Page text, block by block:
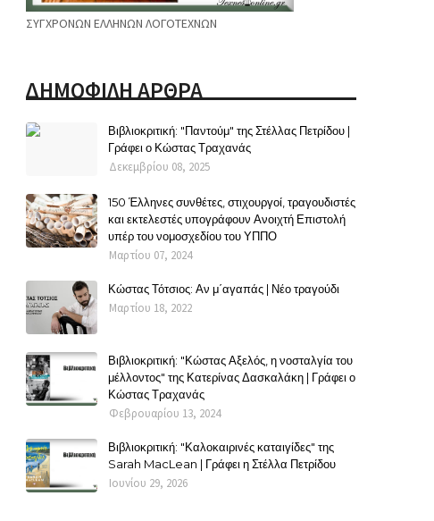
ΣΥΓΧΡΟΝΩΝ ΕΛΛΗΝΩΝ ΛΟΓΟΤΕΧΝΩΝ
ΔΗΜΟΦΙΛΗ ΑΡΘΡΑ
Βιβλιοκριτική: "Παντούμ" της Στέλλας Πετρίδου |
Γράφει ο Κώστας Τραχανάς
Δεκεμβρίου 08, 2025
150 Έλληνες συνθέτες, στιχουργοί, τραγουδιστές
και εκτελεστές υπογράφουν Ανοιχτή Επιστολή
υπέρ του νομοσχεδίου του ΥΠΠΟ
Μαρτίου 07, 2024
Κώστας Τότσιος: Αν μ΄αγαπάς | Νέο τραγούδι
Μαρτίου 18, 2022
Βιβλιοκριτική: "Κώστας Αξελός, η νοσταλγία του
μέλλοντος" της Κατερίνας Δασκαλάκη | Γράφει ο
Κώστας Τραχανάς
Φεβρουαρίου 13, 2024
Βιβλιοκριτική: "Καλοκαιρινές καταιγίδες" της
Sarah MacLean | Γράφει η Στέλλα Πετρίδου
Ιουνίου 29, 2026